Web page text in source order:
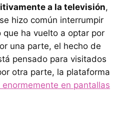
a la televisión,
hizo común interrumpir
que ha vuelto a optar por
una parte, el hecho de
pensado para visitados
otra parte, la plataforma
enormemente en pantallas